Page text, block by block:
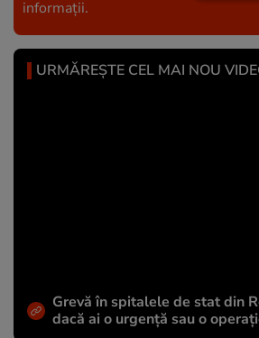
informații.
URMĂREȘTE CEL MAI NOU
Grevă în spitalele de stat din
dacă ai o urgență sau o